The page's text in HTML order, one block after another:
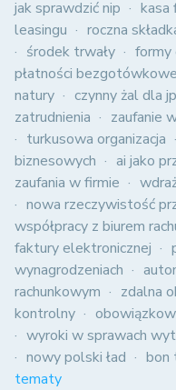
jak sprawdzić nip kasa
leasingu
roczna
środek trwały
formy
płatności bezgotówkowe
natury
czynny żal dla
zatrudnienia
zaufanie
turkusowa organizacja
biznesowych
ai jako
zaufania w firmie
nowa rzeczywistość
współpracy z biurem
faktury elektronicznej
wynagrodzeniach
rachunkowym
zdalna
kontrolny
wyroki w sprawach
nowy polski ład
bon
tematy